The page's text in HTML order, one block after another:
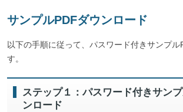
サンプルPDFダウンロード
以下の手順に従って、パスワード付きサンプル
す。
ステップ１：パスワード付きサン
ンロード